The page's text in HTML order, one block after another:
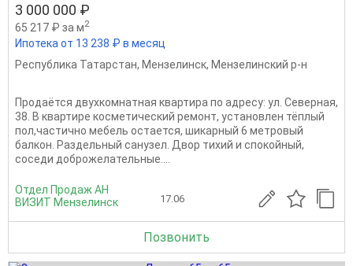
3 000 000 ₽
65 217 ₽ за м2
Ипотека от 13 238 ₽ в месяц
Республика Татарстан, Мензелинск, Мензелинский р-н
Продаётся двухкомнатная квартира по адресу: ул. Северная,
38. В квартире косметический ремонт, установлен тёплый
пол,частично мебель остается, шикарный 6 метровый
балкон. Раздельный санузел. Двор тихий и спокойный,
соседи доброжелательные....
Отдел Продаж АН
ВИЗИТ Мензелинск
17.06
Позвонить